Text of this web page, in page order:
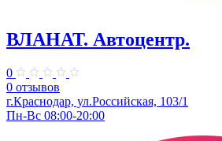
ВЛАНАТ. Автоцентр.
0
0 отзывов
г.Краснодар, ул.Российская, 103/1
Пн-Вс 08:00-20:00